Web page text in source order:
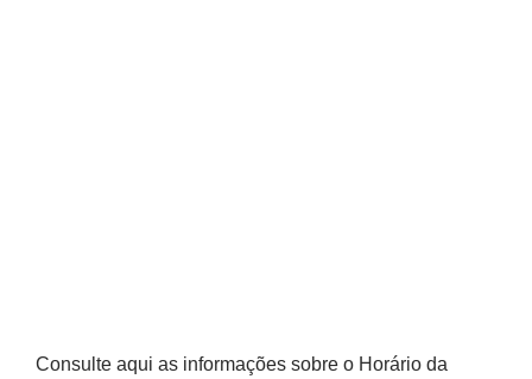
Consulte aqui as informações sobre o Horário da